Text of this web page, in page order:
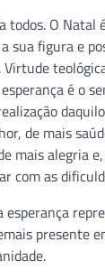
todos. O Natal
sua figura e
é o
de mais
mais alegria
com as
presente